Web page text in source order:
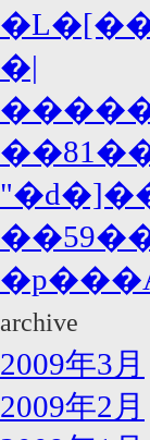
�|
archive
2009年3月
2009年2月